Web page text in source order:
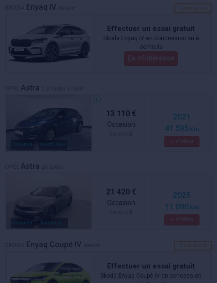
Enyaq IV A voir aussi
Effectuer un essai gratuit
Skoda Enyaq iV en concession ou à
domicile
Ça m'intéresse
Astra
Essence Nautic blue
13 110 €
Occasion
2021
41 595Km
+ d'infos
Astra
Essence
21 420 €
Occasion
2025
11 090Km
+ d'infos
Enyaq Coupé IV A voir aussi
Effectuer un essai gratuit
Skoda Enyaq Coupé iV en concession